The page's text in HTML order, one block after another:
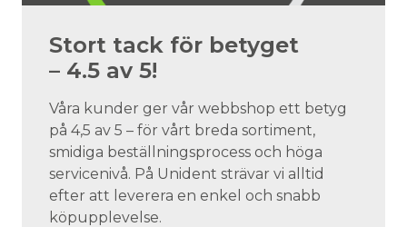
Stort tack för betyget
– 4.5 av 5!
Våra kunder ger vår webbshop ett betyg
på 4,5 av 5 – för vårt breda sortiment,
smidiga beställningsprocess och höga
servicenivå. På Unident strävar vi alltid
efter att leverera en enkel och snabb
köpupplevelse.